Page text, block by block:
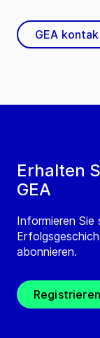
Erhalten
GEA
Informieren Sie
abonnieren.
Registrieren
GEA